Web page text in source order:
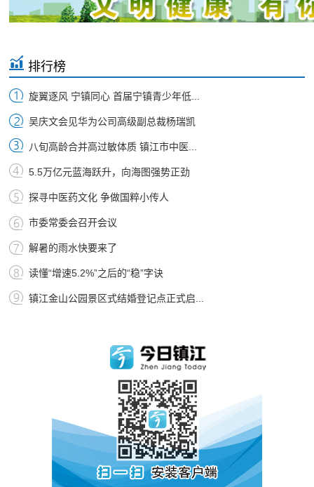
排行榜
旋翼逐风 宁镇同心 首届宁镇青少年低...
吴庆文会见华为公司高级副总裁杨瑞凯
八旬高龄合并高过敏体质 镇江市中医...
5.5万亿元蓝海跃升，向海图强势正劲
探寻中医药文化 争做国粹小传人
市委常委会召开会议
解暑的雨水快要来了
读懂“增速5.2%”之后的“稳”字诀
镇江金山公园景区式结婚登记点正式启...